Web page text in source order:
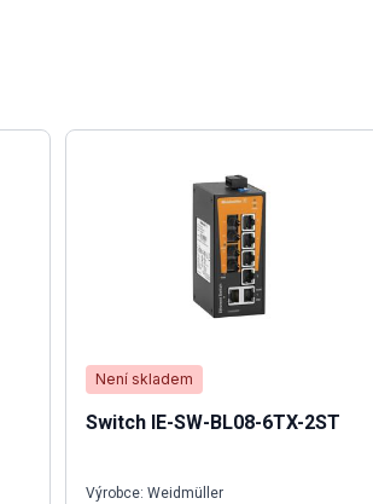
Není skladem
Switch IE-SW-BL08-6TX-2ST
Výrobce: Weidmüller